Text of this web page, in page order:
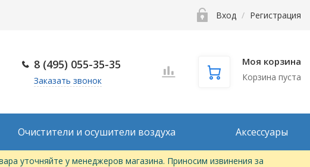
Вход / Регистрация
8 (495) 055-35-35
Заказать звонок
Моя корзина
Корзина пуста
Очистители и осушители воздуха Аксессуары
уточняйте у менеджеров магазина. Приносим извинения за